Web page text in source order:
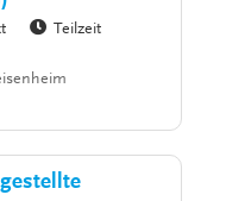
Teilzeit